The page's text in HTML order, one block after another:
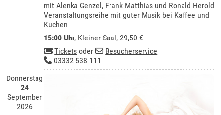
mit Alenka Genzel, Frank Matthias und Ronald Herold
Veranstaltungsreihe mit guter Musik bei Kaffee und
Kuchen
15:00 Uhr, Kleiner Saal, 29,50 €
Tickets oder
Besucherservice
03332 538 111
Donnerstag
24
September
2026